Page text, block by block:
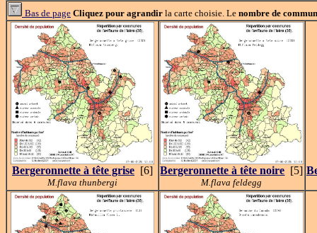
Bas de page Cliquez pour agrandir la carte choisie. Le nombre de
Bergeronnette à tête grise [6]
M.flava thunbergi
Bergeronnette à tête noire [5]
M.flava feldegg